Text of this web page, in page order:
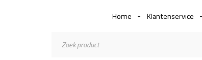
Home Klantenservice
zoeken